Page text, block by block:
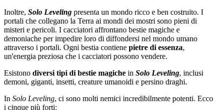
Inoltre, Solo Leveling presenta un mondo ricco e ben costruito. I
portali che collegano la Terra ai mondi dei mostri sono pieni di
misteri e pericoli. I cacciatori affrontano bestie magiche e
demoniache per impedire loro di diffondersi nel mondo umano
attraverso i portali. Ogni bestia contiene pietre di essenza,
un'energia preziosa che i cacciatori possono vendere.
Esistono diversi tipi di bestie magiche in Solo Leveling, inclusi
demoni, giganti, insetti, creature umanoidi e persino draghi.
In Solo Leveling, ci sono molti nemici incredibilmente potenti. Ecco
i cinque più forti: